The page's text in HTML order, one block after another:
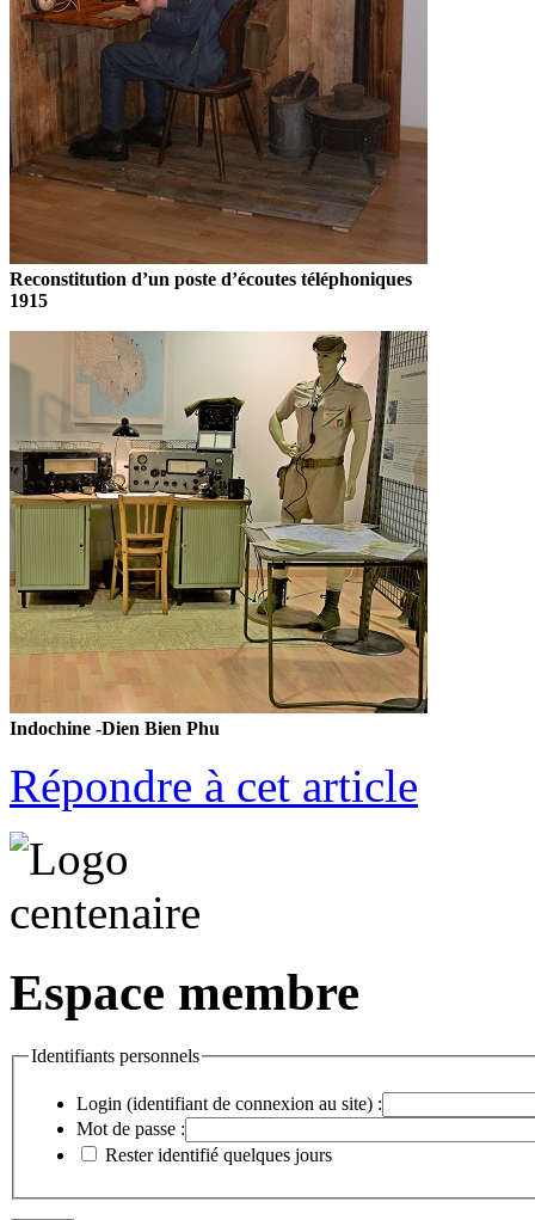
Reconstitution d’un poste d’écoutes téléphoniques
1915
Indochine -Dien Bien Phu
Répondre à cet article
Espace membre
Identifiants personnels
Login (identifiant de connexion au site) :
Mot de passe :
Rester identifié quelques jours